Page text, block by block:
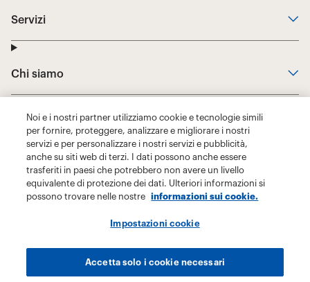
Noi e i nostri partner utilizziamo cookie e tecnologie simili
per fornire, proteggere, analizzare e migliorare i nostri
servizi e per personalizzare i nostri servizi e pubblicità,
anche su siti web di terzi. I dati possono anche essere
trasferiti in paesi che potrebbero non avere un livello
equivalente di protezione dei dati. Ulteriori informazioni si
possono trovare nelle nostre
informazioni sui cookie.
Impostazioni cookie
Accetta solo i cookie necessari